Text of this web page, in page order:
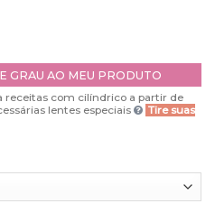
GRAU AO MEU PRODUTO
receitas com cilíndrico a partir de
lentes especiais
Tire suas